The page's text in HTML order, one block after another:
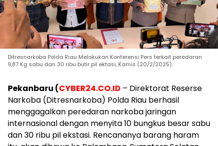
Ditresnarkoba Polda Riau Melakukan Konferensi Pers terkait peredaran
9,87 Kg sabu dan 30 ribu butir pil ektasi, Kamis (20/2/2025).
Pekanbaru (CYBER24.CO.ID – Direktorat Reserse
Narkoba (Ditresnarkoba) Polda Riau berhasil
menggagalkan peredaran narkoba jaringan
internasional dengan menyita 10 bungkus besar sabu
dan 30 ribu pil ekstasi. Rencananya barang haram